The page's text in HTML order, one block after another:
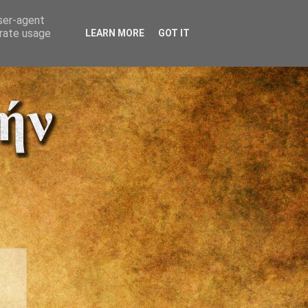
agent
usage
LEARN MORE GOT IT